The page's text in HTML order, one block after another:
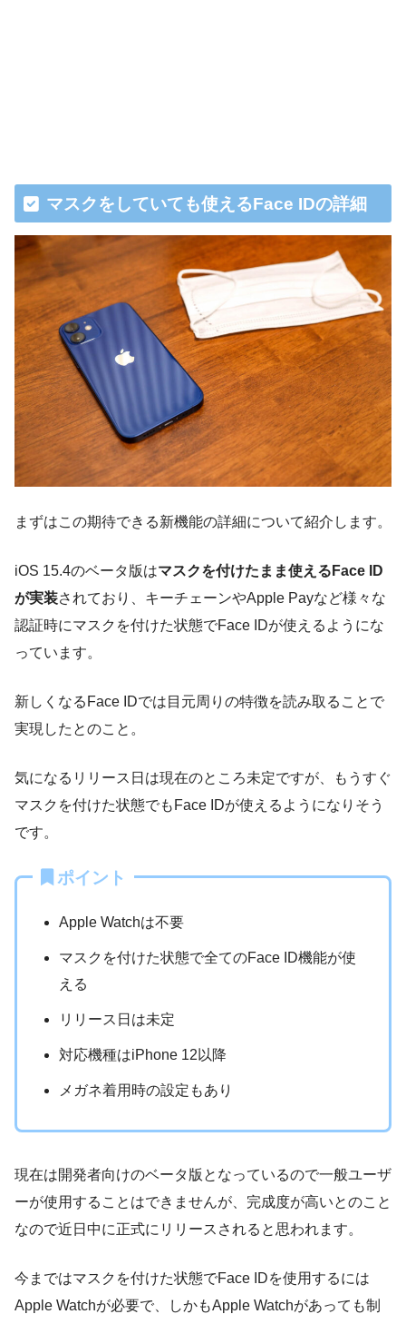
マスクをしていても使えるFace IDの詳細
まずはこの期待できる新機能の詳細について紹介します。
iOS 15.4のベータ版はマスクを付けたまま使えるFace ID
が実装されており、キーチェーンやApple Payなど様々な
認証時にマスクを付けた状態でFace IDが使えるようにな
っています。
新しくなるFace IDでは目元周りの特徴を読み取ることで
実現したとのこと。
気になるリリース日は現在のところ未定ですが、もうすぐ
マスクを付けた状態でもFace IDが使えるようになりそう
です。
ポイント
Apple Watchは不要
マスクを付けた状態で全てのFace ID機能が使
える
リリース日は未定
対応機種はiPhone 12以降
メガネ着用時の設定もあり
現在は開発者向けのベータ版となっているので一般ユーザ
ーが使用することはできませんが、完成度が高いとのこと
なので近日中に正式にリリースされると思われます。
今まではマスクを付けた状態でFace IDを使用するには
Apple Watchが必要で、しかもApple Watchがあっても制